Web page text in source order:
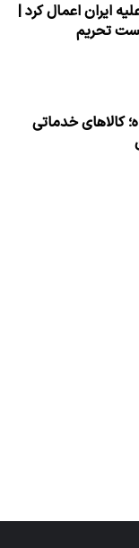
ایران اعمال کرد |
کالاهای خدماتی